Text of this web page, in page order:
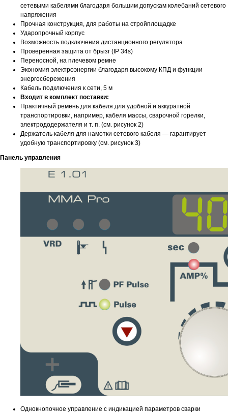
сетевыми кабелями благодаря большим допускам колебаний сетевого
напряжения
Прочная конструкция, для работы на стройплощадке
Ударопрочный корпус
Возможность подключения дистанционного регулятора
Проверенная защита от брызг (IP 34s)
Переносной, на плечевом ремне
Экономия электроэнергии благодаря высокому КПД и функции
энергосбережения
Кабель подключения к сети, 5 м
Входит в комплект поставки:
Практичный ремень для кабеля для удобной и аккуратной
транспортировки, например, кабеля массы, сварочной горелки,
электрододержателя и т. п. (см. рисунок 2)
Держатель кабеля для намотки сетевого кабеля — гарантирует
удобную транспортировку (см. рисунок 3)
Панель управления
Однокнопочное управление с индикацией параметров сварки